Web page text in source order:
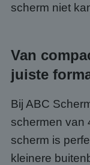
scherm niet
Van
juiste
Bij ABC
schermen van
scherm is
kleinere